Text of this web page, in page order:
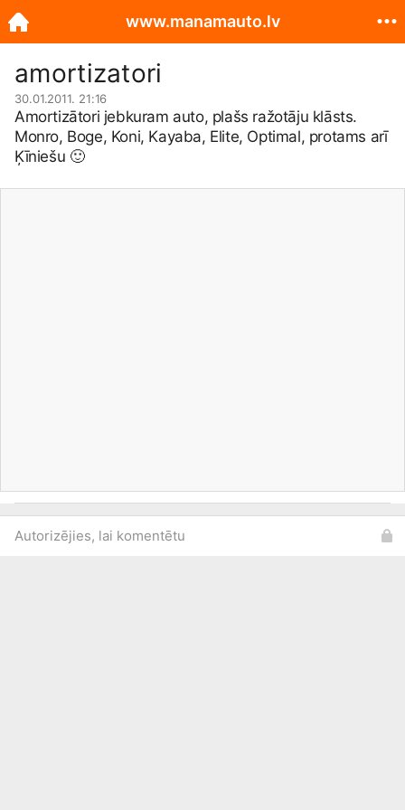
amortizatori
30.01.2011. 21:16
Amortizātori jebkuram auto, plašs ražotāju klāsts.
Monro, Boge, Koni, Kayaba, Elite, Optimal, protams arī
Ķīniešu 🙂
Autorizējies, lai komentētu
www.manamauto.lv